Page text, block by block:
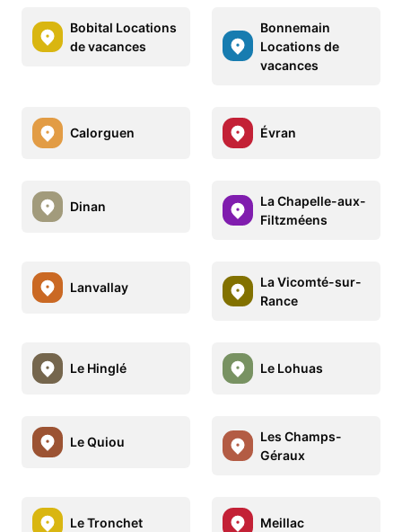
Bobital Locations
de vacances
Bonnemain
Locations de
vacances
Calorguen Évran
Dinan
La Chapelle-aux-
Filtzméens
Lanvallay
La Vicomté-sur-
Rance
Le Hinglé Le Lohuas
Le Quiou
Les Champs-
Géraux
Le Tronchet Meillac